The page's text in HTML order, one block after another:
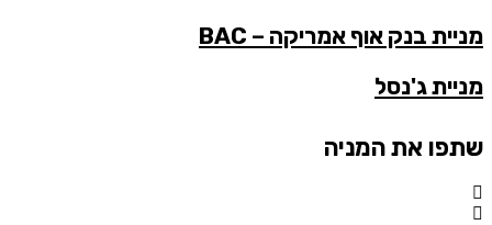
מניית בנק אוף אמריקה – BAC
מניית ג'נסל
שתפו את המניה